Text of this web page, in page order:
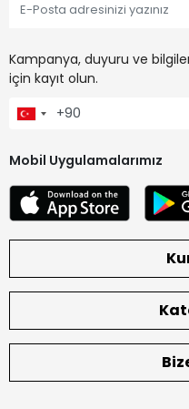
Kampanya, duyuru ve
için kayıt olun.
Mobil Uygulamalarımız